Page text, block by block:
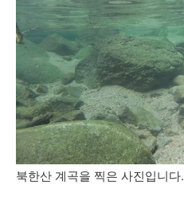
북한산 계곡을 찍은 사진입니다.